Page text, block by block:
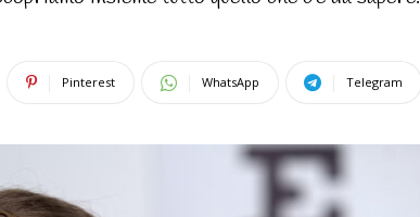
Pinterest WhatsApp Telegram